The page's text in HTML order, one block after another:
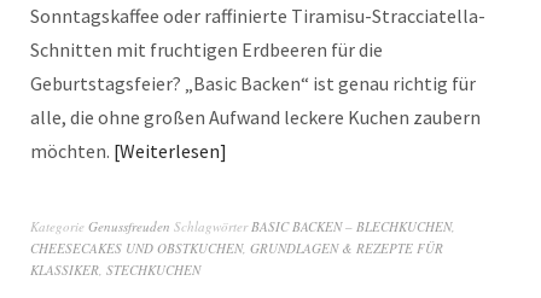
Sonntagskaffee oder raffinierte Tiramisu-Stracciatella-
Schnitten mit fruchtigen Erdbeeren für die
Geburtstagsfeier? „Basic Backen“ ist genau richtig für
alle, die ohne großen Aufwand leckere Kuchen zaubern
möchten. Weiterlesen
Kategorie Genussfreuden Schlagwörter BASIC BACKEN – BLECHKUCHEN,
CHEESECAKES UND OBSTKUCHEN, GRUNDLAGEN & REZEPTE FÜR
KLASSIKER STECHKUCHEN